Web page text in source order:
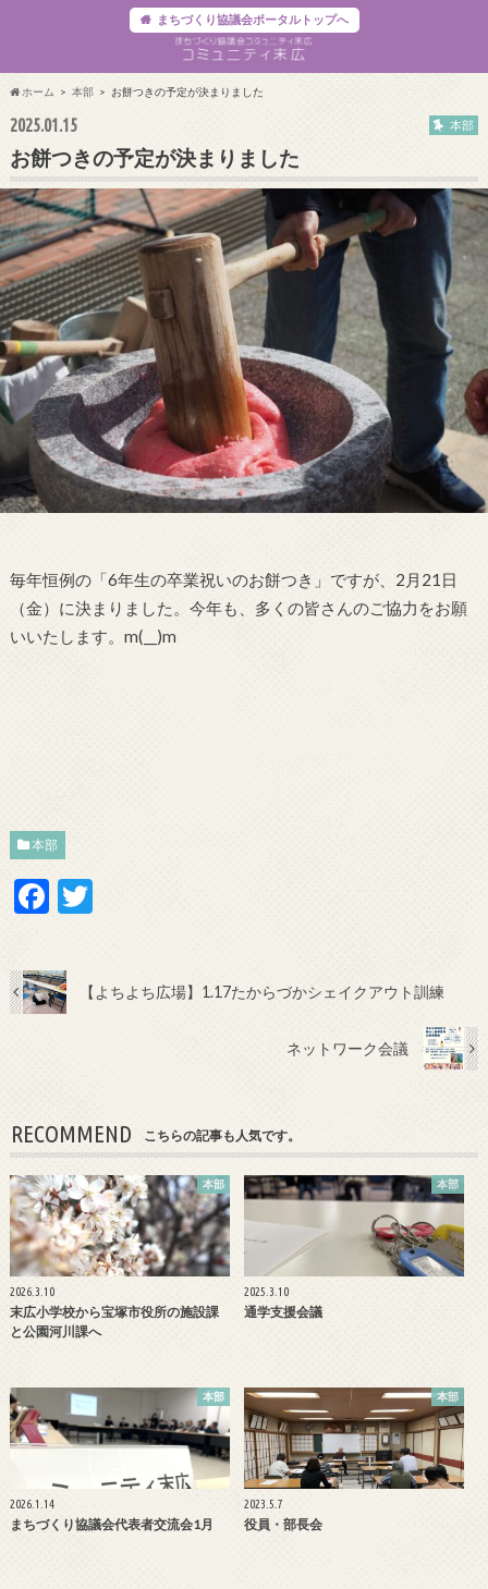
まちづくり協議会ポータルトップへ
ホーム 本部 お餅つきの予定が決まりました
2025.01.15 本部
お餅つきの予定が決まりました
毎年恒例の「6年生の卒業祝いのお餅つき」ですが、2月21日
（金）に決まりました。今年も、多くの皆さんのご協力をお願
いいたします。m(__)m
本部
F
e
b
T
er
【よちよち広場】1.17たからづかシェイクアウト訓練
ネットワーク会議
RECOMMEND こちらの記事も人気です。
本部
2026.3.10
末広小学校から宝塚市役所の施設課
と公園河川課へ
本部
2025.3.10
通学支援会議
本部
2026.1.14
まちづくり協議会代表者交流会1月
本部
2023.5.7
役員・部長会